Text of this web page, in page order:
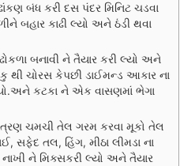
બંધ કરી દસ પંદર મિનિટ ચડવા
બહાર કાઢી લ્યો અને ઠંડી થવા
બનાવી ને તૈયાર કરી લ્યો અને
થી ચોરસ કેપછી ડાઈમન્ડ આકાર ના
કટકા ને એક વાસણમાં ભેગા
ચમચી તેલ ગરમ કરવા મૂકો તેલ
સફેદ તલ, હિંગ, મીઠા લીમડા ના
ને મિક્સકરી લ્યો અને તૈયાર